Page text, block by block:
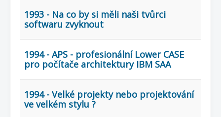
Současnost SW a IT
KNIHOVNA
COBOL
O nás
Úvod Mapa stránek (štítky)
1993 - Na co by si měli naši tvůrci
softwaru zvyknout
1994 - APS - profesionální Lower CASE
pro počítače architektury IBM SAA
1994 - Velké projekty nebo projektování
ve velkém stylu ?